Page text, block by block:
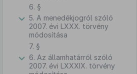
6. §
5. A menedékjogról szóló
2007. évi LXXX. törvény
módosítása
7. §
6. Az államhatárról szóló
2007. évi LXXXIX. törvény